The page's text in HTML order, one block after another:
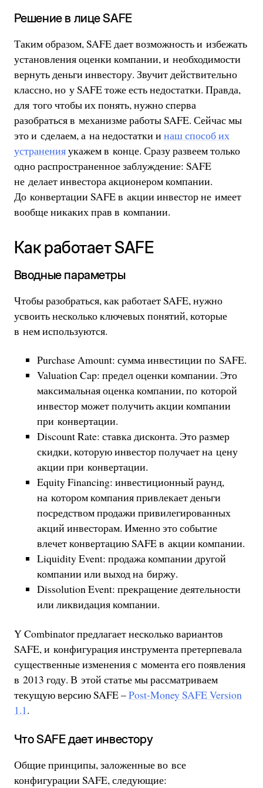
Решение в лице SAFE
Таким образом, SAFE дает возможность и избежать
установления оценки компании, и необходимости
вернуть деньги инвестору. Звучит действительно
классно, но у SAFE тоже есть недостатки. Правда,
для того чтобы их понять, нужно сперва
разобраться в механизме работы SAFE. Сейчас мы
это и сделаем, а на недостатки и наш способ их
устраненияукажем в конце. Сразу развеем только
одно распространенное заблуждение: SAFE
не делает инвестора акционером компании.
До конвертации SAFE в акции инвестор не имеет
вообще никаких прав в компании.
Как работает SAFE
Вводные параметры
Чтобы разобраться, как работает SAFE, нужно
усвоить несколько ключевых понятий, которые
в нем используются.
Purchase Amount: сумма инвестиции по SAFE.
Valuation Cap: предел оценки компании. Это
максимальная оценка компании, по которой
инвестор может получить акции компании
при конвертации.
Discount Rate: ставка дисконта. Это размер
скидки, которую инвестор получает на цену
акции при конвертации.
Equity Financing: инвестиционный раунд,
на котором компания привлекает деньги
посредством продажи привилегированных
акций инвесторам. Именно это событие
влечет конвертацию SAFE в акции компании.
Liquidity Event: продажа компании другой
компании или выход на биржу.
Dissolution Event: прекращение деятельности
или ликвидация компании.
Y Combinator предлагает несколько вариантов
SAFE, и конфигурация инструмента претерпевала
существенные изменения с момента его появления
в 2013 году. В этой статье мы рассматриваем
текущую версию SAFE –Post-Money SAFE Version
1.1.
Что SAFE дает инвестору
Общие принципы, заложенные во все
конфигурации SAFE, следующие: